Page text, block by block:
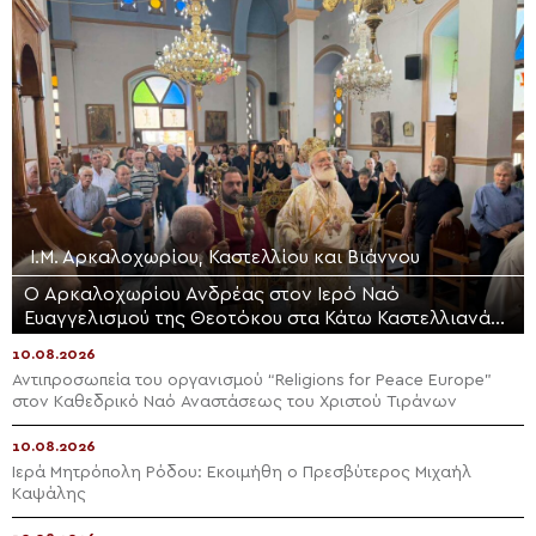
Ι.Μ. Αρκαλοχωρίου, Καστελλίου και Βιάννου
Ο Αρκαλοχωρίου Ανδρέας στον Ιερό Ναό
Ευαγγελισμού της Θεοτόκου στα Κάτω Καστελλιανά
10.08.2026
Αντιπροσωπεία του οργανισμού “Religions for Peace Europe”
στον Καθεδρικό Ναό Αναστάσεως του Χριστού Τιράνων
10.08.2026
Ιερά Μητρόπολη Ρόδου: Εκοιμήθη ο Πρεσβύτερος Μιχαήλ
Καψάλης